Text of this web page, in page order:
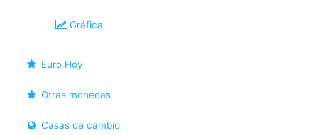
Gráfica
Euro Hoy
Otras monedas
Casas de cambio